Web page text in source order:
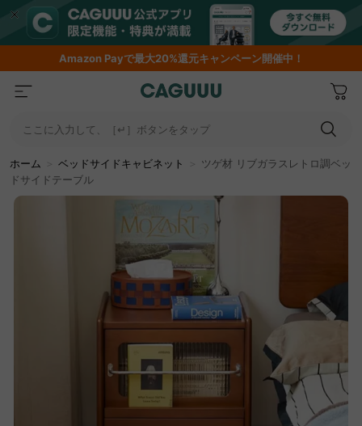
AmazonPayで最大20%還元キャンペーン開催中！
ここに入力して、［↵］ボタンをタップ
ホーム ベッドサイドキャビネット
ツゲ材 リブガラスレトロ調ベッ
ドサイドテーブル